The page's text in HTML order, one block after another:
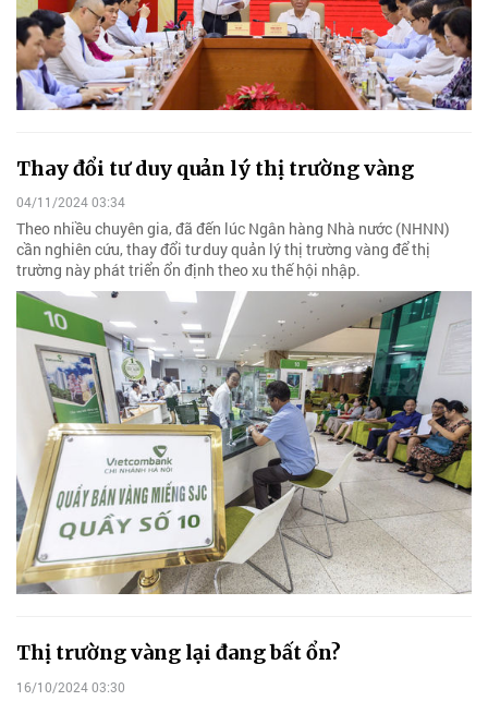
Thay đổi tư duy quản lý thị trường vàng
04/11/2024 03:34
Theo nhiều chuyên gia, đã đến lúc Ngân hàng Nhà nước (NHNN)
cần nghiên cứu, thay đổi tư duy quản lý thị trường vàng để thị
trường này phát triển ổn định theo xu thế hội nhập.
Thị trường vàng lại đang bất ổn?
16/10/2024 03:30